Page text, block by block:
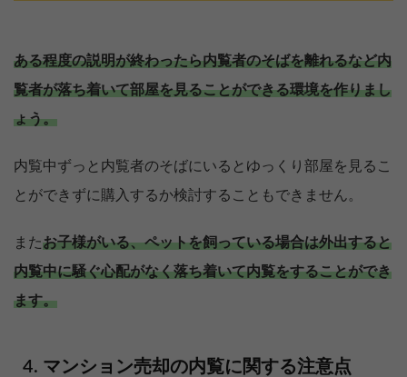
ある程度の説明が終わったら内覧者のそばを離れるなど内
覧者が落ち着いて部屋を見ることができる環境を作りまし
ょう。
内覧中ずっと内覧者のそばにいるとゆっくり部屋を見るこ
とができずに購入するか検討することもできません。
またお子様がいる、ペットを飼っている場合は外出すると
内覧中に騒ぐ心配がなく落ち着いて内覧をすることができ
ます。
マンション売却の内覧に関する注意点